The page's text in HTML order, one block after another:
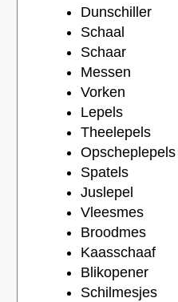
Dunschiller
Schaal
Schaar
Messen
Vorken
Lepels
Theelepels
Opscheplepels
Spatels
Juslepel
Vleesmes
Broodmes
Kaasschaaf
Blikopener
Schilmesjes